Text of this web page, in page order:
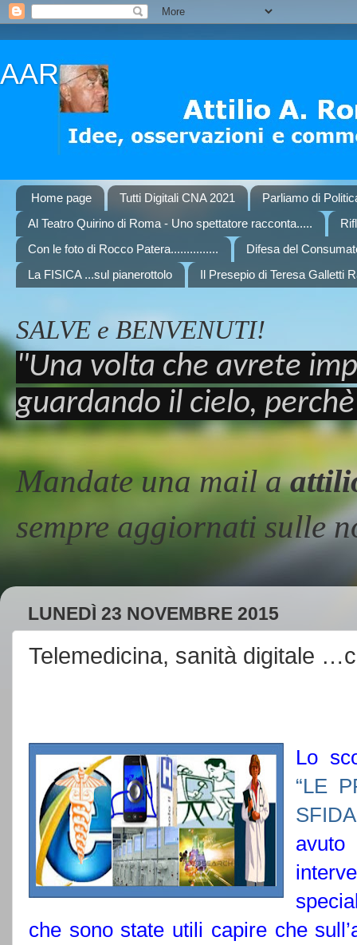
AAR
Home page Tutti Digitali CNA 2021
Parliamo di
Al Teatro Quirino di Roma - Uno spettatore racconta.....
Con le foto di Rocco Patera...............
Difesa del
La FISICA ...sul pianerottolo
Il Presepio di Teresa Galletti
SALVE e BENVENUTI!
"Una volta che avrete
guardando il cielo,
Mandate una mail a
sempre aggiornati sulle
LUNEDÌ 23 NOVEMBRE 2015
Telemedicina, sanità digitale
Lo
“LE
avuto
che sono state utili capire che